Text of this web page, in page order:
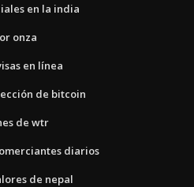
en la india
onza
en línea
de bitcoin
de wtr
diarios
de nepal